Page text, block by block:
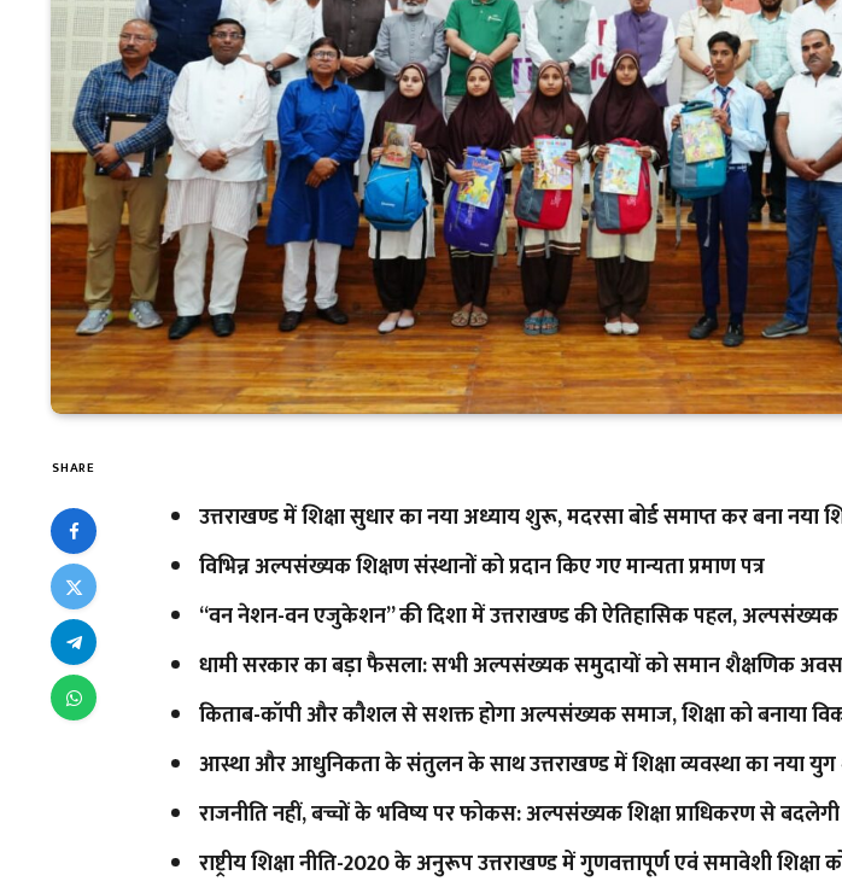
SHARE
उत्तराखण्ड में शिक्षा सुधार का नया अध्याय शुरू, मदरसा बोर्ड समाप्त कर बना नया
विभिन्न अल्पसंख्यक शिक्षण संस्थानों को प्रदान किए गए मान्यता प्रमाण पत्र
‘‘वन नेशन-वन एजुकेशन’’ की दिशा में उत्तराखण्ड की ऐतिहासिक पहल, अल्पसंख्यक
धामी सरकार का बड़ा फैसला: सभी अल्पसंख्यक समुदायों को समान शैक्षणिक
किताब-कॉपी और कौशल से सशक्त होगा अल्पसंख्यक समाज, शिक्षा को बनाया
आस्था और आधुनिकता के संतुलन के साथ उत्तराखण्ड में शिक्षा व्यवस्था का नया
राजनीति नहीं, बच्चों के भविष्य पर फोकस: अल्पसंख्यक शिक्षा प्राधिकरण से
राष्ट्रीय शिक्षा नीति-2020 के अनुरूप उत्तराखण्ड में गुणवत्तापूर्ण एवं समावेशी शिक्षा